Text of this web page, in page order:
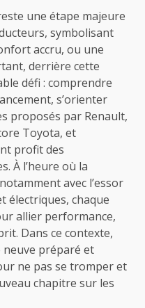
une étape majeure
symbolisant
accru, ou une
derrière cette
défi : comprendre
s’orienter
proposés par Renault,
Toyota, et
profit des
À l’heure où la
avec l’essor
électriques, chaque
allier performance,
Dans ce contexte,
neuve préparé et
ne pas se tromper et
chapitre sur les